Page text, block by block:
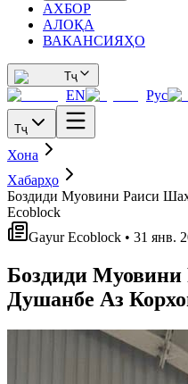
АХБОР
АЛОҚА
ВАКАНСИЯҲО
Тҷ
EN Рус
Тҷ
Хона
Хабарҳо
Боздиди Муовини Раиси
Ecoblock
Gayur Ecoblock • 31 янв.
Боздиди
Душанбе Аз